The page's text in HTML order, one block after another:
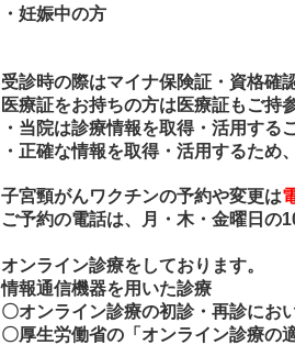
・妊娠中の方
受診時の際はマイナ保険証・資格確
医療証をお持ちの方は医療証もご持
・当院は診療情報を取得・活用す
・正確な情報を取得・活用するた
子宮頸がんワクチンの予約や変更は
ご予約の電話は、月・木・金曜日の
オンライン診療をしております。
情報通信機器を用いた診療
〇オンライン診療の初診・再診にお
〇厚生労働省の「オンライン診療の